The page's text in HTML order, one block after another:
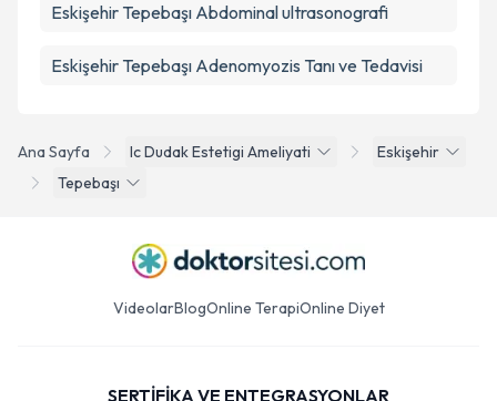
Ana Sayfa Ic Dudak Estetigi Ameliyati
Eskişehir
Tepebaşı
Eskişehir Tepebaşı Abdominal ultrasonografi
Eskişehir Tepebaşı Adenomyozis Tanı ve Tedavisi
VideolarBlogOnline TerapiOnline Diyet
SERTİFİKA VE ENTEGRASYONLAR